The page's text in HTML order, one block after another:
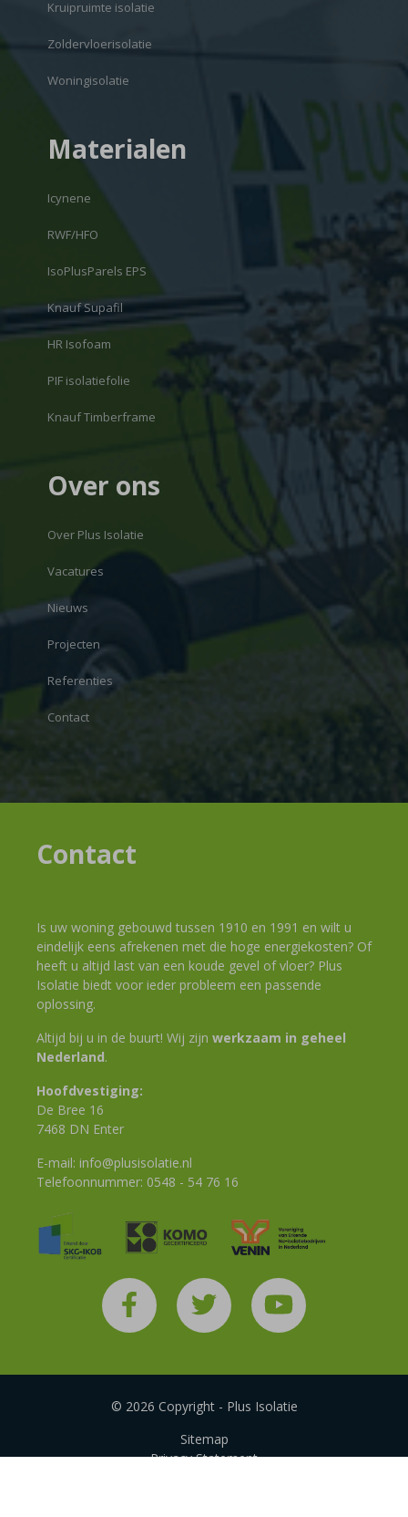
Kruipruimte isolatie
Zoldervloerisolatie
Woningisolatie
Materialen
Icynene
RWF/HFO
IsoPlusParels EPS
Knauf Supafil
HR Isofoam
PIF isolatiefolie
Knauf Timberframe
Over ons
Over Plus Isolatie
Vacatures
Nieuws
Projecten
Referenties
Contact
Contact
Is uw woning gebouwd tussen 1910 en 1991 en wilt u
eindelijk eens afrekenen met die hoge energiekosten? Of
heeft u altijd last van een koude gevel of vloer? Plus
Isolatie biedt voor ieder probleem een passende
oplossing.
Altijd bij u in de buurt! Wij zijn werkzaam in geheel
Nederland.
Hoofdvestiging:
De Bree 16
7468 DN Enter
E-mail: info@plusisolatie.nl
Telefoonnummer: 0548 - 54 76 16
© 2026 Copyright - Plus Isolatie
Sitemap
Privacy Statement